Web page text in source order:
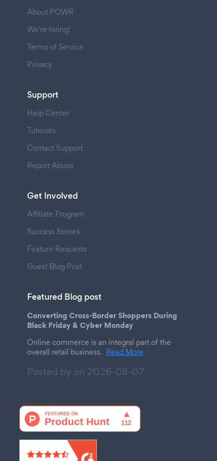
About POWR
We're hiring!
Terms of Service
Privacy
Support
Help Center
Tutorials
Contact Support
Report Abuse
Get Involved
Affiliate Program
Success Stories
Feature Requests
Guest Blog Post
Featured Blog post
Converting Cross-Border Shoppers During
Black Friday & Cyber Monday
Online commerce is an integral part of the
overall retail business. Read More
Posted by on 2026-08-07